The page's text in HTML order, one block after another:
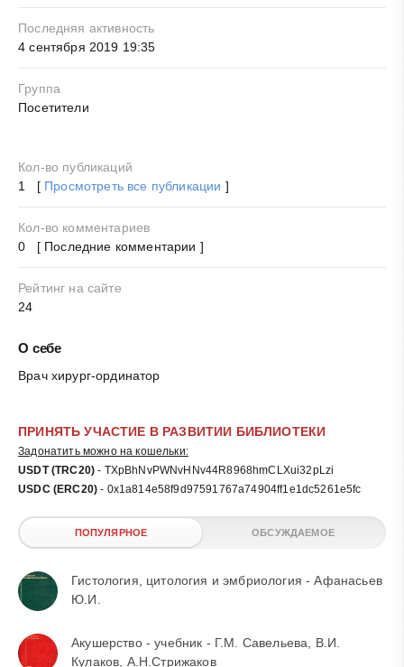
Последняя активность
4 сентября 2019 19:35
Группа
Посетители
Кол-во публикаций
1 [ Просмотреть все публикации ]
Кол-во комментариев
0 [ Последние комментарии ]
Рейтинг на сайте
24
О себе
Врач хирург-ординатор
ПРИНЯТЬ УЧАСТИЕ В РАЗВИТИИ БИБЛИОТЕКИ
Задонатить можно на кошельки:
USDT (TRC20) - TXpBhNvPWNvHNv44R8968hmCLXui32pLzi
USDC (ERC20) - 0x1a814e58f9d97591767a74904ff1e1dc5261e5fc
ПОПУЛЯРНОЕ ОБСУЖДАЕМОЕ
Гистология, цитология и эмбриология - Афанасьев
Ю.И.
Акушерство - учебник - Г.М. Савельева, В.И.
Кулаков, А.Н.Стрижаков